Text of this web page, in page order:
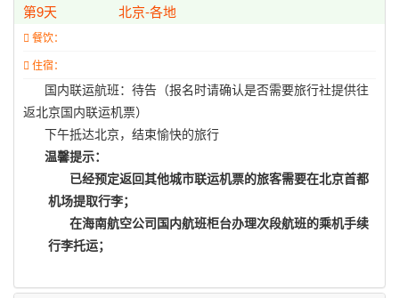
第9天 北京-各地
餐饮：
住宿：
国内联运航班：待告（报名时请确认是否需要旅行社提供往
返北京国内联运机票）
下午抵达北京，结束愉快的旅行
温馨提示：
已经预定返回其他城市联运机票的旅客需要在北京首都
机场提取行李；
在海南航空公司国内航班柜台办理次段航班的乘机手续
行李托运；